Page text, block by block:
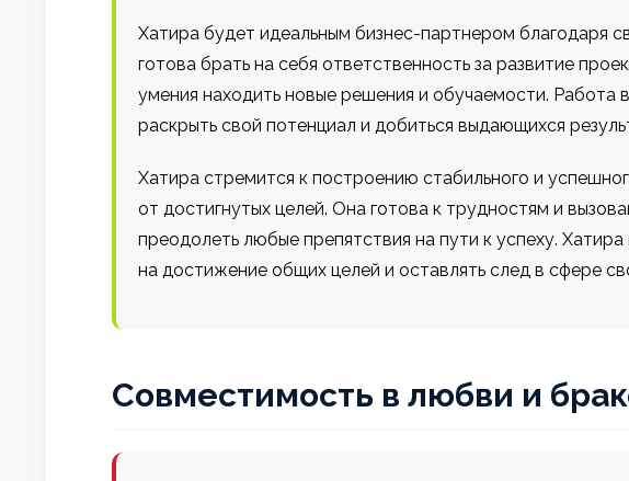
Хатира будет идеальным бизнес-партнером благодаря
готова брать на себя ответственность за развитие
умения находить новые решения и обучаемости. Работа
раскрыть свой потенциал и добиться выдающихся
Хатира стремится к построению стабильного и
от достигнутых целей. Она готова к трудностям и
преодолеть любые препятствия на пути к успеху.
на достижение общих целей и оставлять след в сфере
Совместимость в любви и